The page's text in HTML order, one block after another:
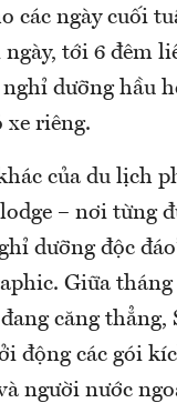
các ngày cuối
tới 6 đêm
dưỡng hầu
xe riêng.
của du lịch
– nơi từng
dưỡng độc
Giữa
căng thẳng,
động các gói
người nước